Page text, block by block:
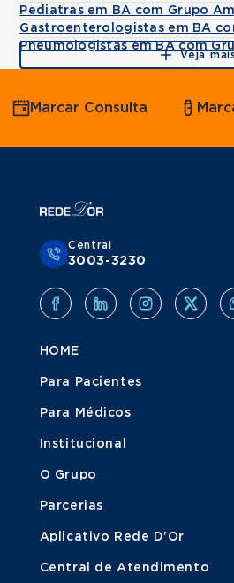
Pediatras em BA com Grupo
Gastroenterologistas em BA
Pneumologistas em BA com
Veja
Marcar Consulta
Central
3003-3230
HOME
Para Pacientes
Para Médicos
Institucional
O Grupo
Parcerias
Aplicativo Rede D'Or
Central de Atendimento